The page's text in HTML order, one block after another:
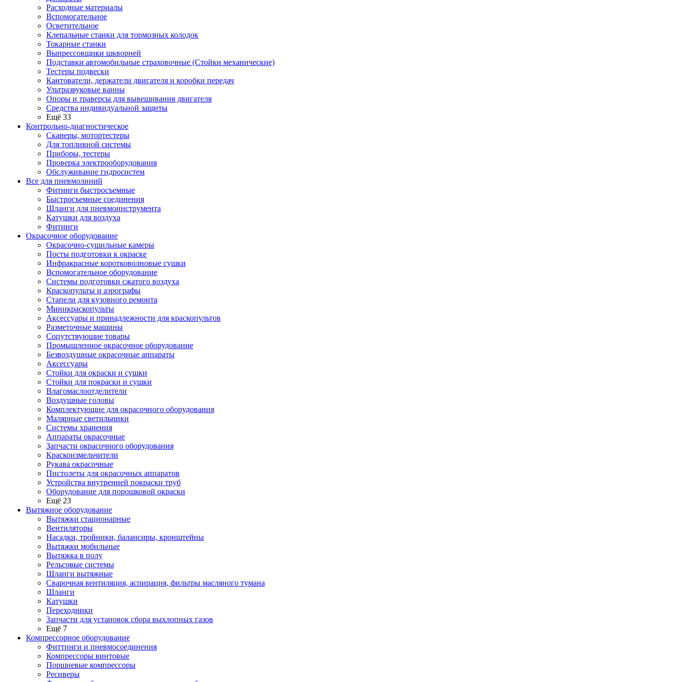
Расходные материалы
Вспомогательное
Осветительное
Клепальные станки для тормозных колодок
Токарные станки
Выпрессовщики шкворней
Подставки автомобильные страховочные (Стойки механические)
Тестеры подвески
Кантователи, держатели двигателя и коробки передач
Ультразвуковые ванны
Опоры и траверсы для вывешивания двигателя
Средства индивидуальной защиты
Ещё 33
Контрольно-диагностическое
Сканеры, мотортестеры
Для топливной системы
Приборы, тестеры
Проверка электрооборудования
Обслуживание гидросистем
Все для пневмолиний
Фитинги быстросъемные
Быстросъемные соединения
Шланги для пневмоинструмента
Катушки для воздуха
Фитинги
Окрасочное оборудование
Окрасочно-сушильные камеры
Посты подготовки к окраске
Инфракрасные коротковолновые сушки
Вспомогательное оборудование
Системы подготовки сжатого воздуха
Краскопульты и аэрографы
Стапели для кузовного ремонта
Миникраскопульты
Аксессуары и принадлежности для краскопультов
Разметочные машины
Сопутствующие товары
Промышленное окрасочное оборудование
Безвоздушные окрасочные аппараты
Аксессуары
Стойки для окраски и сушки
Стойки для покраски и сушки
Влагомаслоотделители
Воздушные головы
Комплектующие для окрасочного оборудования
Малярные светильники
Системы хранения
Аппараты окрасочные
Запчасти окрасочного оборудования
Краскоизмельчители
Рукава окрасочные
Пистолеты для окрасочных аппаратов
Устройства внутренней покраски труб
Оборудование для порошковой окраски
Ещё 23
Вытяжное оборудование
Вытяжки стационарные
Вентиляторы
Насадки, тройники, балансиры, кронштейны
Вытяжки мобильные
Вытяжка в полу
Рельсовые системы
Шланги вытяжные
Сварочная вентиляция, аспирация, фильтры масляного тумана
Шланги
Катушки
Переходники
Запчасти для установок сбора выхлопных газов
Ещё 7
Компрессорное оборудование
Фиттинги и пневмосоединения
Компрессоры винтовые
Поршневые компрессоры
Ресиверы